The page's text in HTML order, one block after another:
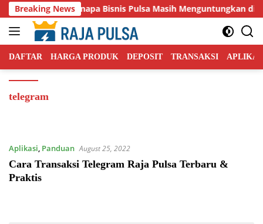
Skip
to
content
Breaking NewsKenapa Bisnis Pulsa Masih Menguntungkan di
DAFTAR HARGA PRODUK DEPOSIT TRANSAKSI
telegram
Aplikasi, Panduan August 25, 2022
Cara Transaksi Telegram Raja Pulsa Terbaru &
Praktis